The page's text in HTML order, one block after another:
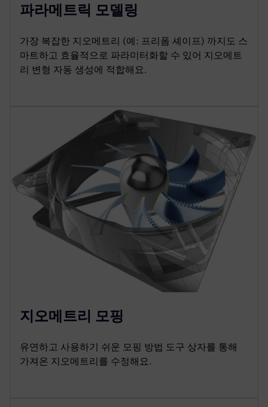
파라메트릭 모델링
가장 복잡한 지오메트리 (예: 프리폼 셰이프) 까지도 스
마트하고 효율적으로 파라미터화할 수 있어 지오메트
리 변형 자동 생성에 적합해요.
지오메트리 모핑
유연하고 사용하기 쉬운 모핑 방법 도구 상자를 통해
가져온 지오메트리를 수정해요.